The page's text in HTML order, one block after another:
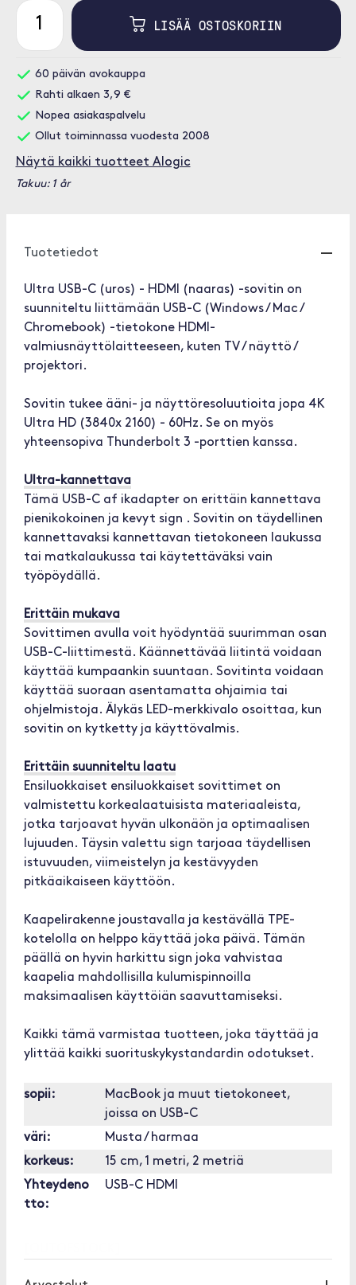
LISÄÄ OSTOSKORIIN
60 päivän avokauppa
Rahti alkaen 3,9 €
Nopea asiakaspalvelu
Ollut toiminnassa vuodesta 2008
Näytä kaikki tuotteet Alogic
Takuu: 1 år
Tuotetiedot
Ultra USB-C (uros) - HDMI (naaras) -sovitin on
suunniteltu liittämään USB-C (Windows / Mac /
Chromebook) -tietokone HDMI-
valmiusnäyttölaitteeseen, kuten TV / näyttö /
projektori.
Sovitin tukee ääni- ja näyttöresoluutioita jopa 4K
Ultra HD (3840x 2160) - 60Hz. Se on myös
yhteensopiva Thunderbolt 3 -porttien kanssa.
Ultra-kannettava
Tämä USB-C af ikadapter on erittäin kannettava
pienikokoinen ja kevyt sign . Sovitin on täydellinen
kannettavaksi kannettavan tietokoneen laukussa
tai matkalaukussa tai käytettäväksi vain
työpöydällä.
Erittäin mukava
Sovittimen avulla voit hyödyntää suurimman osan
USB-C-liittimestä. Käännettävää liitintä voidaan
käyttää kumpaankin suuntaan. Sovitinta voidaan
käyttää suoraan asentamatta ohjaimia tai
ohjelmistoja. Älykäs LED-merkkivalo osoittaa, kun
sovitin on kytketty ja käyttövalmis.
Erittäin suunniteltu laatu
Ensiluokkaiset ensiluokkaiset sovittimet on
valmistettu korkealaatuisista materiaaleista,
jotka tarjoavat hyvän ulkonäön ja optimaalisen
lujuuden. Täysin valettu sign tarjoaa täydellisen
istuvuuden, viimeistelyn ja kestävyyden
pitkäaikaiseen käyttöön.
Kaapelirakenne joustavalla ja kestävällä TPE-
kotelolla on helppo käyttää joka päivä. Tämän
päällä on hyvin harkittu sign joka vahvistaa
kaapelia mahdollisilla kulumispinnoilla
maksimaalisen käyttöiän saavuttamiseksi.
Kaikki tämä varmistaa tuotteen, joka täyttää ja
ylittää kaikki suorituskykystandardin odotukset.
sopii:
MacBook ja muut tietokoneet,
joissa on USB-C
väri:
Musta / harmaa
korkeus:
15 cm, 1 metri, 2 metriä
Yhteydeno
tto:
USB-C HDMI